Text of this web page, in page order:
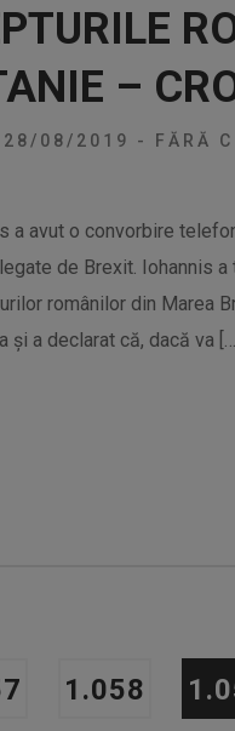
–
28/08/2019 - FĂRĂ
a avut o convorbire
de Brexit. Iohannis
românilor din Marea
și a declarat că, dacă va
1.058